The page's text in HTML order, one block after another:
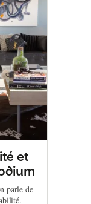
et
parle de